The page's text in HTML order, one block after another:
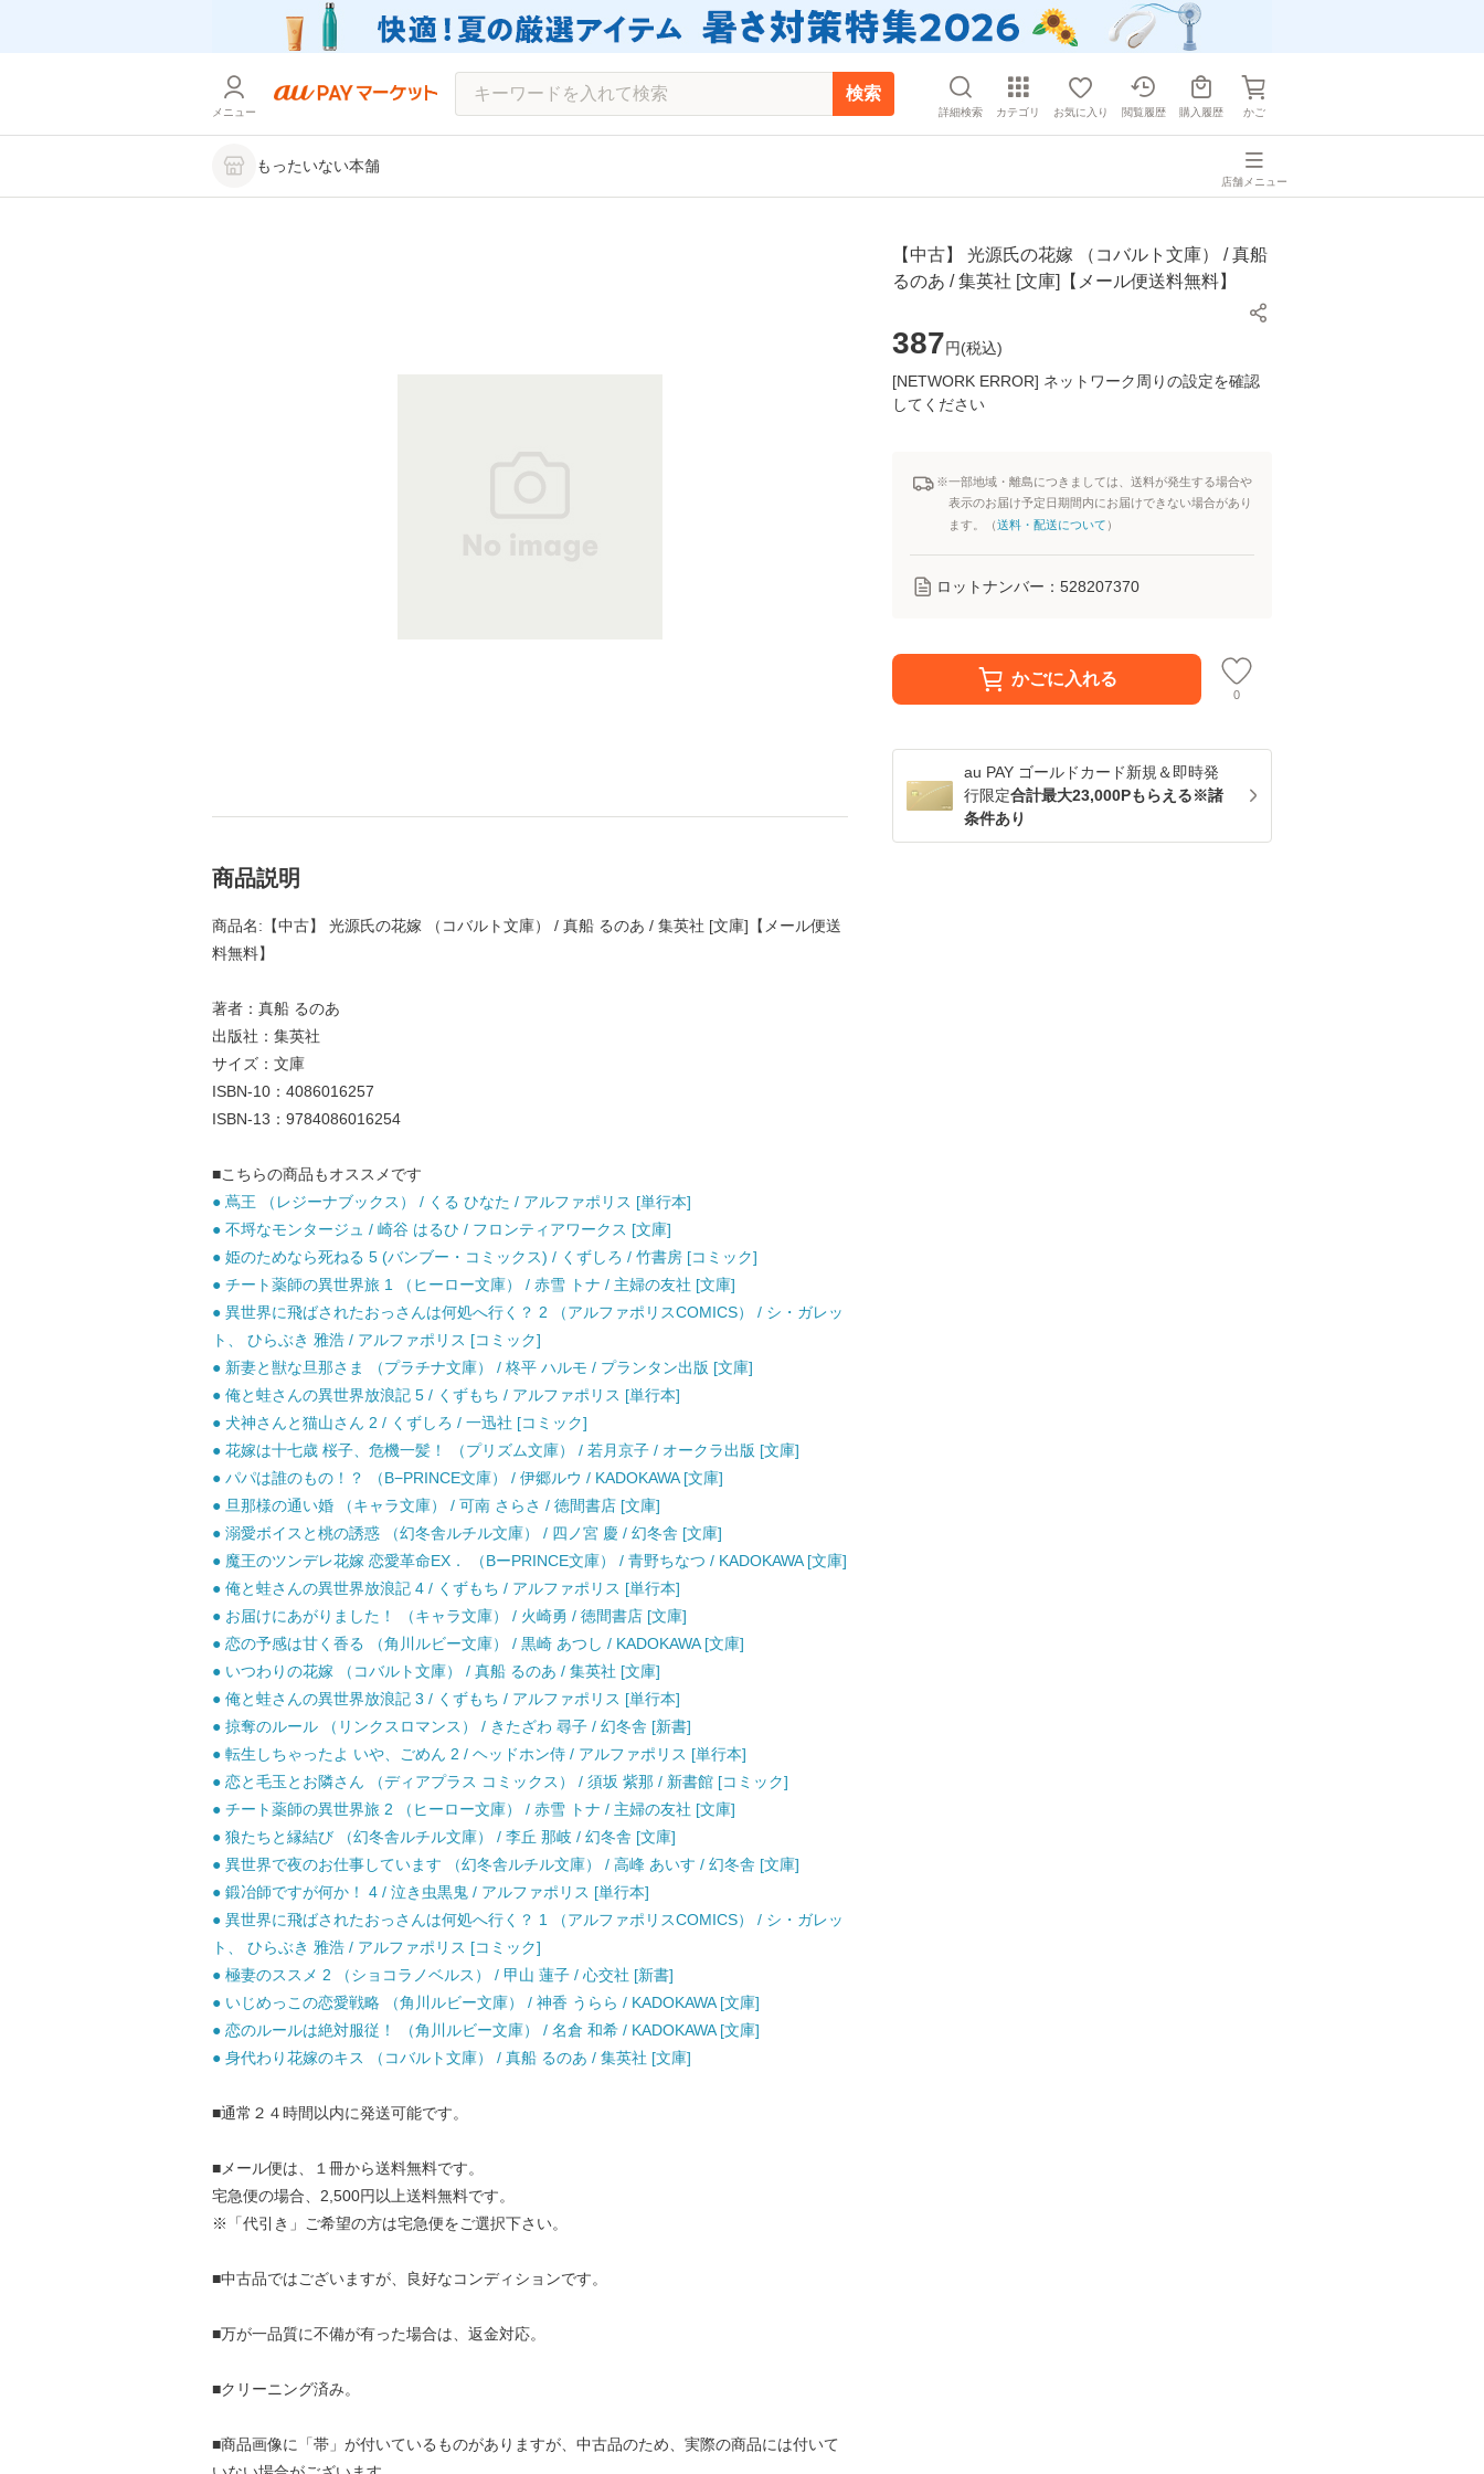
メニュー
検索
詳細検索 カテゴリ お気に入り 閲覧履歴 購入履歴 かご
もったいない本舗
店舗メニュー
【中古】 光源氏の花嫁 （コバルト文庫） / 真船
るのあ / 集英社 [文庫]【メール便送料無料】
387円(税込)
[NETWORK ERROR] ネットワーク周りの設定を確認
してください
※一部地域・離島につきましては、送料が発生する場合や
表示のお届け予定日期間内にお届けできない場合があり
ます。（送料・配送について ）
ロットナンバー： 528207370
かごに入れる
0
au PAY ゴールドカード新規＆即時発
行限定合計最大23,000Pもらえる※諸
条件あり
商品説明
商品名:【中古】 光源氏の花嫁 （コバルト文庫） / 真船 るのあ / 集英社 [文庫]【メール便送
料無料】
著者：真船 るのあ
出版社：集英社
サイズ：文庫
ISBN-10：4086016257
ISBN-13：9784086016254
■こちらの商品もオススメです
● 蔦王 （レジーナブックス） / くる ひなた / アルファポリス [単行本]
● 不埒なモンタージュ / 崎谷 はるひ / フロンティアワークス [文庫]
● 姫のためなら死ねる 5 (バンブー・コミックス) / くずしろ / 竹書房 [コミック]
● チート薬師の異世界旅 1 （ヒーロー文庫） / 赤雪 トナ / 主婦の友社 [文庫]
● 異世界に飛ばされたおっさんは何処へ行く？ 2 （アルファポリスCOMICS） / シ・ガレッ
ト、 ひらぶき 雅浩 / アルファポリス [コミック]
● 新妻と獣な旦那さま （プラチナ文庫） / 柊平 ハルモ / プランタン出版 [文庫]
● 俺と蛙さんの異世界放浪記 5 / くずもち / アルファポリス [単行本]
● 犬神さんと猫山さん 2 / くずしろ / 一迅社 [コミック]
● 花嫁は十七歳 桜子、危機一髪！ （プリズム文庫） / 若月京子 / オークラ出版 [文庫]
● パパは誰のもの！？ （B−PRINCE文庫） / 伊郷ルウ / KADOKAWA [文庫]
● 旦那様の通い婚 （キャラ文庫） / 可南 さらさ / 徳間書店 [文庫]
● 溺愛ボイスと桃の誘惑 （幻冬舎ルチル文庫） / 四ノ宮 慶 / 幻冬舎 [文庫]
● 魔王のツンデレ花嫁 恋愛革命EX． （BーPRINCE文庫） / 青野ちなつ / KADOKAWA [文庫]
● 俺と蛙さんの異世界放浪記 4 / くずもち / アルファポリス [単行本]
● お届けにあがりました！ （キャラ文庫） / 火崎勇 / 徳間書店 [文庫]
● 恋の予感は甘く香る （角川ルビー文庫） / 黒崎 あつし / KADOKAWA [文庫]
● いつわりの花嫁 （コバルト文庫） / 真船 るのあ / 集英社 [文庫]
● 俺と蛙さんの異世界放浪記 3 / くずもち / アルファポリス [単行本]
● 掠奪のルール （リンクスロマンス） / きたざわ 尋子 / 幻冬舎 [新書]
● 転生しちゃったよ いや、ごめん 2 / ヘッドホン侍 / アルファポリス [単行本]
● 恋と毛玉とお隣さん （ディアプラス コミックス） / 須坂 紫那 / 新書館 [コミック]
● チート薬師の異世界旅 2 （ヒーロー文庫） / 赤雪 トナ / 主婦の友社 [文庫]
● 狼たちと縁結び （幻冬舎ルチル文庫） / 李丘 那岐 / 幻冬舎 [文庫]
● 異世界で夜のお仕事しています （幻冬舎ルチル文庫） / 高峰 あいす / 幻冬舎 [文庫]
● 鍛冶師ですが何か！ 4 / 泣き虫黒鬼 / アルファポリス [単行本]
● 異世界に飛ばされたおっさんは何処へ行く？ 1 （アルファポリスCOMICS） / シ・ガレッ
ト、 ひらぶき 雅浩 / アルファポリス [コミック]
● 極妻のススメ 2 （ショコラノベルス） / 甲山 蓮子 / 心交社 [新書]
● いじめっこの恋愛戦略 （角川ルビー文庫） / 神香 うらら / KADOKAWA [文庫]
● 恋のルールは絶対服従！ （角川ルビー文庫） / 名倉 和希 / KADOKAWA [文庫]
● 身代わり花嫁のキス （コバルト文庫） / 真船 るのあ / 集英社 [文庫]
■通常２４時間以内に発送可能です。
■メール便は、１冊から送料無料です。
宅急便の場合、2,500円以上送料無料です。
※「代引き」ご希望の方は宅急便をご選択下さい。
■中古品ではございますが、良好なコンディションです。
■万が一品質に不備が有った場合は、返金対応。
■クリーニング済み。
■商品画像に「帯」が付いているものがありますが、中古品のため、実際の商品には付いて